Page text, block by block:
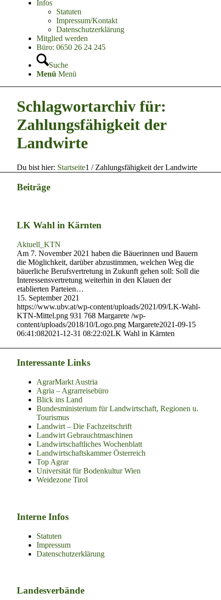
Infos
Statuten
Impressum/Kontakt
Datenschutzerklärung
Mitglied werden
Büro: 0650 26 24 245
Suche
Menü Menü
Schlagwortarchiv für:
Zahlungsfähigkeit der
Landwirte
Du bist hier: Startseite1 / Zahlungsfähigkeit der Landwirte
Beiträge
LK Wahl in Kärnten
Aktuell_KTN
Am 7. November 2021 haben die Bäuerinnen und Bauern
die Möglichkeit, darüber abzustimmen, welchen Weg die
bäuerliche Berufsvertretung in Zukunft gehen soll: Soll die
Interessensvertretung weiterhin in den Klauen der
etablierten Parteien…
15. September 2021
https://www.ubv.at/wp-content/uploads/2021/09/LK-Wahl-
KTN-Mittel.png 931 768 Margarete /wp-
content/uploads/2018/10/Logo.png Margarete2021-09-15
06:41:082021-12-31 08:22:02LK Wahl in Kärnten
Interessante Links
AgrarMarkt Austria
Agria – Agrarreisebüro
Blick ins Land
Bundesministerium für Landwirtschaft, Regionen u.
Tourismus
Landwirt – Die Fachzeitschrift
Landwirt Gebrauchtmaschinen
Landwirtschaftliches Wochenblatt
Landwirtschaftskammer Österreich
Top Agrar
Universität für Bodenkultur Wien
Weidezone Tirol
Interne Infos
Statuten
Impressum
Datenschutzerklärung
Landesverbände